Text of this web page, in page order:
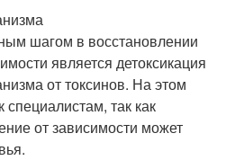
шагом в восстановлении
является детоксикация
от токсинов. На этом
специалистам, так как
от зависимости может